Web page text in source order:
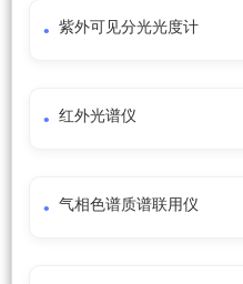
紫外可见分光光度计
红外光谱仪
气相色谱质谱联用仪